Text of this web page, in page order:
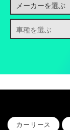
カーリース